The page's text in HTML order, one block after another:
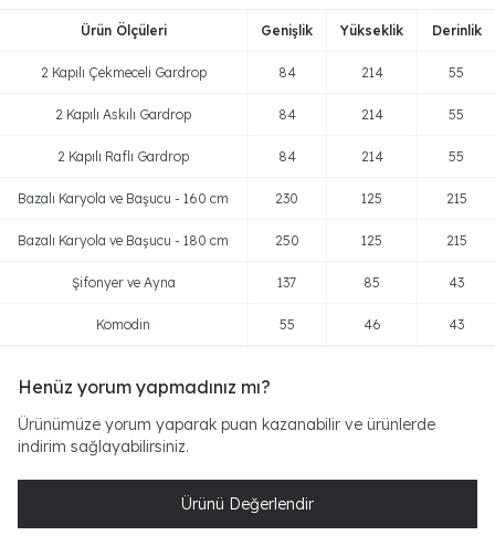
Ürün Ölçüleri Genişlik Yükseklik Derinlik
2 Kapılı Çekmeceli Gardrop 84 214 55
2 Kapılı Askılı Gardrop 84 214 55
2 Kapılı Raflı Gardrop 84 214 55
Bazalı Karyola ve Başucu - 160 cm 230 125 215
Bazalı Karyola ve Başucu - 180 cm 250 125 215
Şifonyer ve Ayna 137 85 43
Komodin 55 46 43
Henüz yorum yapmadınız mı?
Ürünümüze yorum yaparak puan kazanabilir ve ürünlerde
indirim sağlayabilirsiniz.
Ürünü Değerlendir